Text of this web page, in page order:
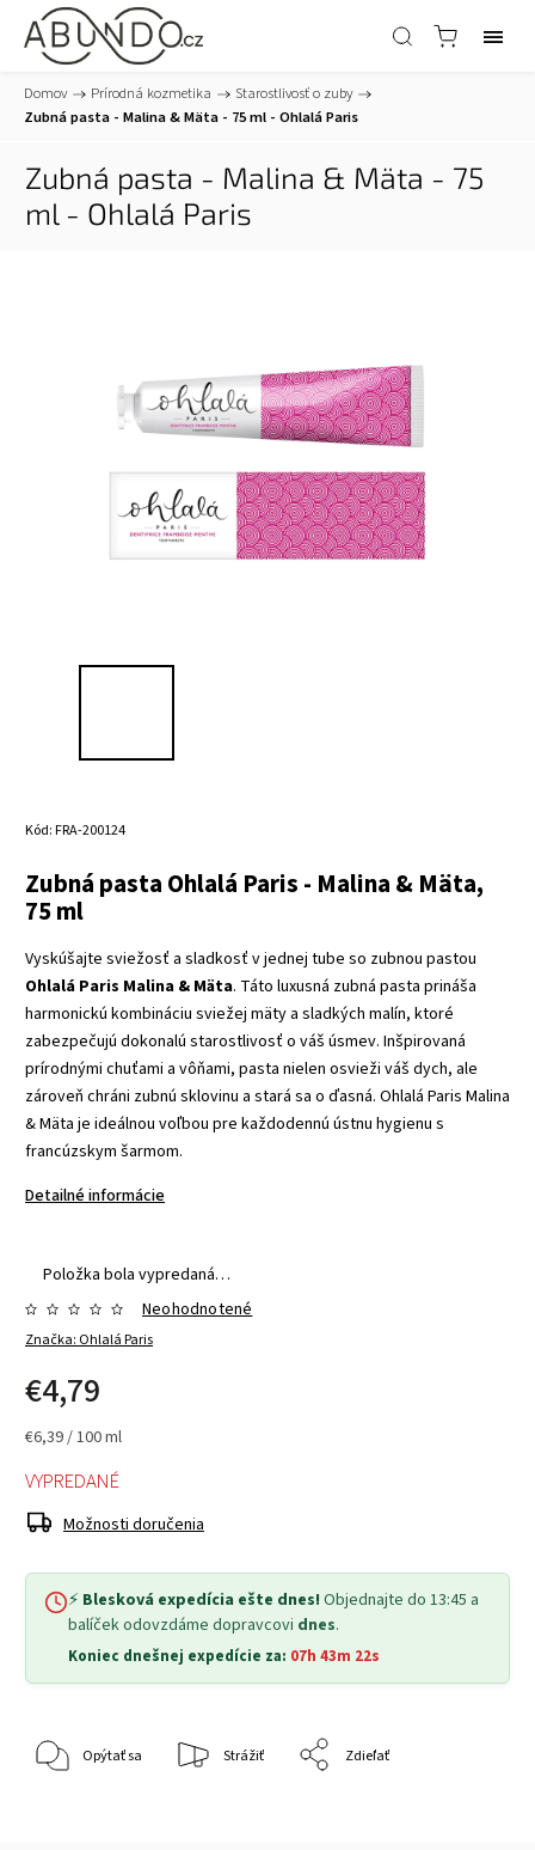
Domov / Prírodná kozmetika / Starostlivosť o zuby /
Zubná pasta - Malina & Mäta - 75 ml - Ohlalá Paris
Zubná pasta - Malina & Mäta - 75
ml - Ohlalá Paris
Kód:FRA-200124
Zubná pasta Ohlalá Paris - Malina & Mäta,
75 ml
Vyskúšajte sviežosť a sladkosť v jednej tube so zubnou pastou
Ohlalá Paris Malina & Mäta. Táto luxusná zubná pasta prináša
harmonickú kombináciu sviežej mäty a sladkých malín, ktoré
zabezpečujú dokonalú starostlivosť o váš úsmev. Inšpirovaná
prírodnými chuťami a vôňami, pasta nielen osvieži váš dych, ale
zároveň chráni zubnú sklovinu a stará sa o ďasná. Ohlalá Paris Malina
& Mäta je ideálnou voľbou pre každodennú ústnu hygienu s
francúzskym šarmom.
Detailné informácie
Položka bola vypredaná…
Značka: Ohlalá Paris
Neohodnotené
€4,79
€6,39 / 100 ml
⚡ Blesková expedícia ešte dnes! Objednajte do 13:45 a
balíček odovzdáme dopravcovi dnes.
Koniec dnešnej expedície za: 07h 43m 22s
VYPREDANÉ
Možnosti doručenia
Opýtať sa Strážiť Zdieľať